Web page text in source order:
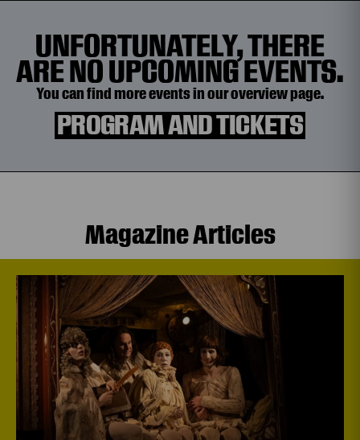
UNFORTUNATELY, THERE
ARE NO UPCOMING EVENTS.
You can find more events in our overview page.
PROGRAM AND TICKETS
Magazine Articles